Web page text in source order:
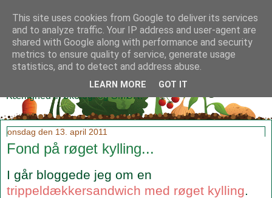
Klidmoster.dk
Kærlighed til økologi og SMØR!
onsdag den 13. april 2011
Fond på røget kylling...
I går bloggede jeg om en
trippeldækkersandwich med røget kylling.
This site uses cookies from Google to deliver its services
and to analyze traffic. Your IP address and user-agent are
shared with Google along with performance and security
metrics to ensure quality of service, generate usage
statistics, and to detect and address abuse.
LEARN MORE GOT IT